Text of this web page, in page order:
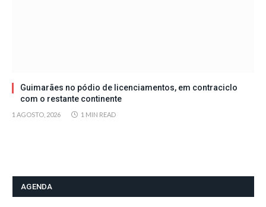
Guimarães no pódio de licenciamentos, em contraciclo
com o restante continente
1 AGOSTO, 2026 1 MIN READ
AGENDA